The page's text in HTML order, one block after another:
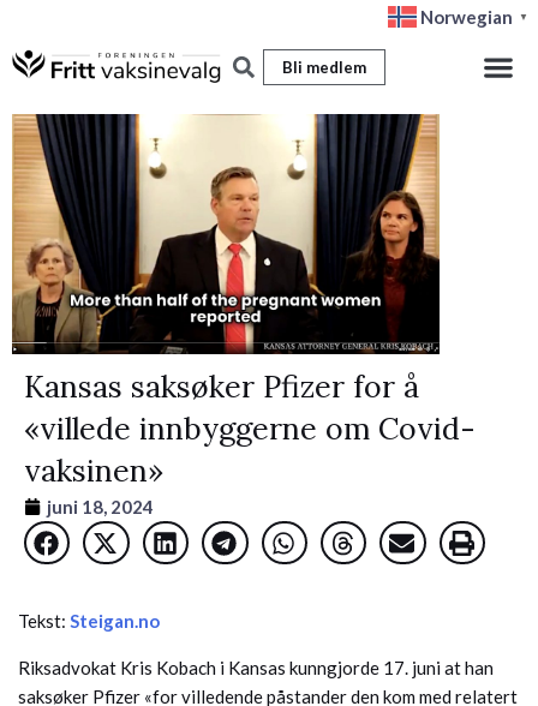
til
Norwegian ▼
Bli medlem
Kansas saksøker Pfizer for å
«villede innbyggerne om Covid-
vaksinen»
juni 18, 2024
Tekst: Steigan.no
Riksadvokat Kris Kobach i Kansas kunngjorde 17. juni at han
saksøker Pfizer «for villedende påstander den kom med relatert